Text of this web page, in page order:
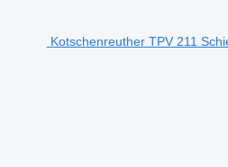
Kotschenreuther TPV 211